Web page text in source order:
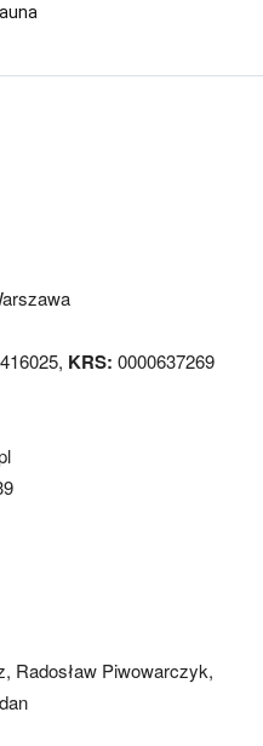
KRS: 0000637269
Radosław Piwowarczyk,